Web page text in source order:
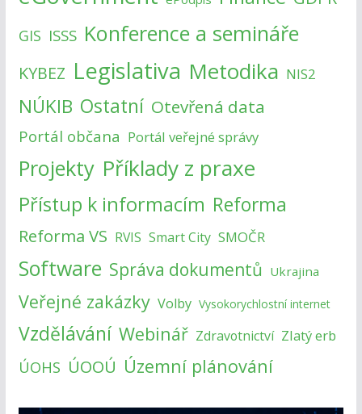
GIS ISSS Konference a semináře
KYBEZ Legislativa Metodika NIS2
NÚKIB Ostatní Otevřená data
Portál občana Portál veřejné správy
Projekty Příklady z praxe
Přístup k informacím Reforma
Reforma VS RVIS Smart City SMOČR
Software Správa dokumentů Ukrajina
Veřejné zakázky Volby Vysokorychlostní internet
Vzdělávání Webinář Zdravotnictví Zlatý erb
ÚOHS ÚOOÚ Územní plánování